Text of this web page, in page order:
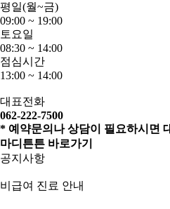
평일(월~금)
09:00 ~ 19:00
토요일
08:30 ~ 14:00
점심시간
13:00 ~ 14:00
대표전화
062-222-7500
* 예약문의나 상담이 필요하시면
마디튼튼 바로가기
공지사항
비급여 진료 안내